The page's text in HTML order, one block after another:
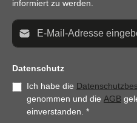
informiert zu werden.
E-Mail-Adresse*
Datenschutz
Ich habe die
genommen und die AGB
einverstanden. *